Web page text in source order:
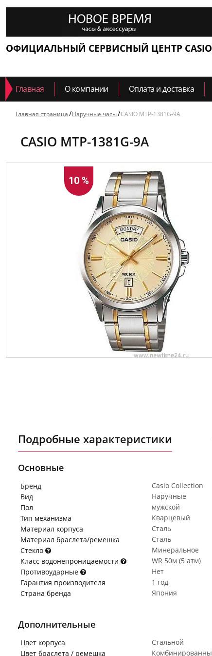
ОФИЦИАЛЬНЫЙ СЕРВИСНЫЙ ЦЕНТР CASIO
Главная О компании Оплата и доставка
Главная страница Наручные часы CASIO MTP-1381G-9A
CASIO MTP-1381G-9A
10 %
Подробные характеристики
Основные
Бренд
Casio Collection
Вид
Наручные
Пол
мужской
Тип механизма
Кварцевый
Материал корпуса
Сталь
Материал браслета/ремешка
Сталь
Стекло
Минеральное
Класс водонепроницаемости
WR 50м (5 атм)
Противоударные
Нет
Гарантия производителя
1 год
Страна бренда
Япония
Дополнительные
Цвет корпуса
Стальной
Цвет браслета / ремешка